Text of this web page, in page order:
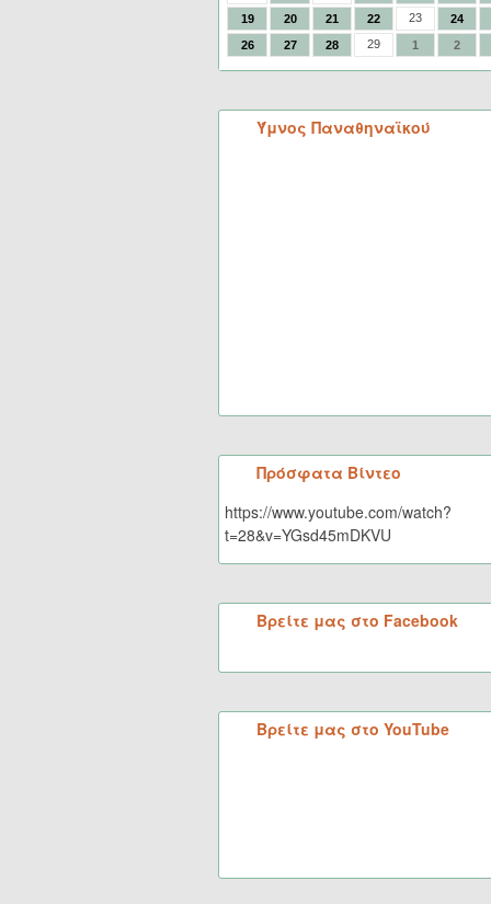
19
20 21 22 23
24
26
27 28 29 1 2
Ύμνος Παναθηναϊκού
Πρόσφατα Βίντεο
https://www.youtube.com/watch?
t=28&v=YGsd45mDKVU
Βρείτε μας στο Facebook
Βρείτε μας στο YouTube